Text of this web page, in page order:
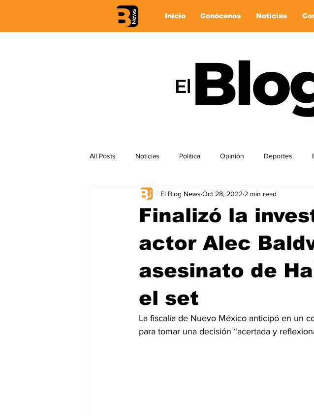
Inicio Conócenos Noticias
All Posts Noticias Politica Opinión Deportes
Finalizó la
actor Alec
asesinato de
el set
El Blog News Oct 28, 2022 2 min read
La fiscalía de Nuevo México anticipó en un
para tomar una decisión “acertada y